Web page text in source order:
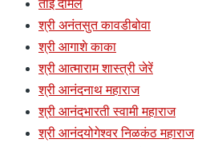
ताई दामले
श्री अनंतसुत कावडीबोवा
श्री आगाशे काका
श्री आत्माराम शास्त्री जेरें
श्री आनंदनाथ महाराज
श्री आनंदभारती स्वामी महाराज
श्री आनंदयोगेश्वर निळकंठ महाराज